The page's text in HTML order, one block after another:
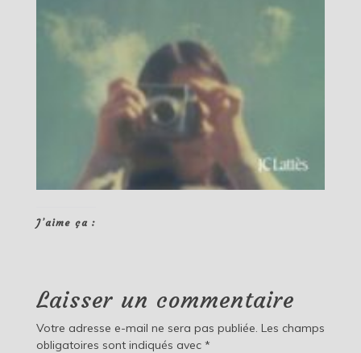
J’aime ça :
Laisser un commentaire
Votre adresse e-mail ne sera pas publiée. Les champs
obligatoires sont indiqués avec *